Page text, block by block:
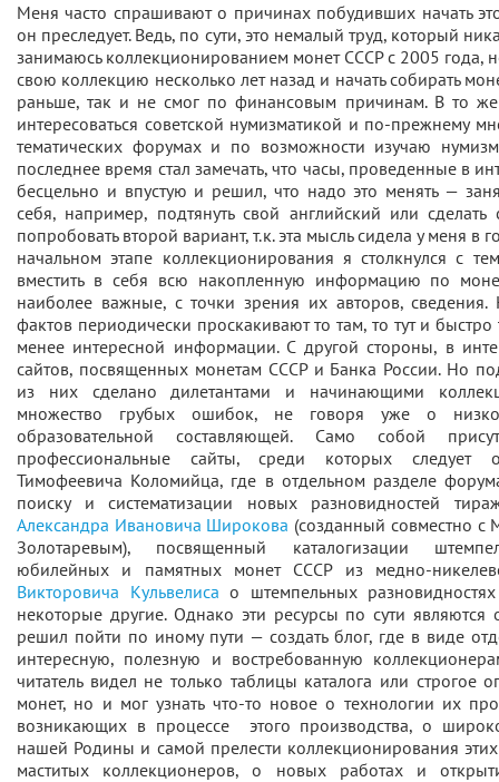
Меня часто спрашивают о причинах побудивших начать
он преследует. Ведь, по сути, это немалый труд, который
занимаюсь коллекционированием монет СССР с 2005 года,
свою коллекцию несколько лет назад и начать собирать
раньше, так и не смог по финансовым причинам. В то
интересоваться советской нумизматикой и по-прежнему
тематических форумах и по возможности изучаю
последнее время стал замечать, что часы, проведенные в
бесцельно и впустую и решил, что надо это менять —
себя, например, подтянуть свой английский или
попробовать второй вариант, т.к. эта мысль сидела у меня в
начальном этапе коллекционирования я столкнулся с
вместить в себя всю накопленную информацию по
наиболее важные, с точки зрения их авторов, сведения.
фактов периодически проскакивают то там, то тут и
менее интересной информации. С другой стороны, в
сайтов, посвященных монетам СССР и Банка России. Но
из них сделано дилетантами и начинающими
множество грубых ошибок, не говоря уже о
образовательной составляющей. Само собой
профессиональные сайты, среди которых следует
Тимофеевича Коломийца, где в отдельном разделе
поиску и систематизации новых разновидностей
Александра Ивановича Широкова (созданный совместно
Золотаревым), посвященный каталогизации
юбилейных и памятных монет СССР из медно-
Викторовича Кульвелиса о штемпельных
некоторые другие. Однако эти ресурсы по сути являются
решил пойти по иному пути — создать блог, где в виде
интересную, полезную и востребованную
читатель видел не только таблицы каталога или строгое
монет, но и мог узнать что-то новое о технологии их
возникающих в процессе этого производства, о
нашей Родины и самой прелести коллекционирования
маститых коллекционеров, о новых работах и